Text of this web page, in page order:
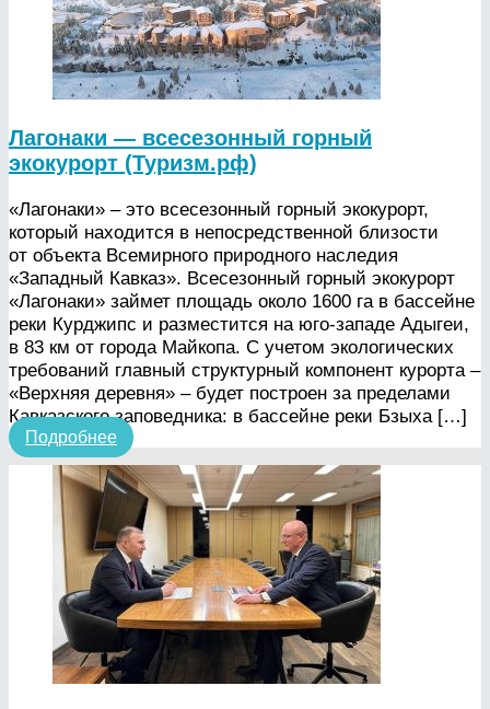
Лагонаки — всесезонный горный
экокурорт (Туризм.рф)
«Лагонаки» – это всесезонный горный экокурорт,
который находится в непосредственной близости
от объекта Всемирного природного наследия
«Западный Кавказ». Всесезонный горный экокурорт
«Лагонаки» займет площадь около 1600 га в бассейне
реки Курджипс и разместится на юго-западе Адыгеи,
в 83 км от города Майкопа. С учетом экологических
требований главный структурный компонент курорта –
«Верхняя деревня» – будет построен за пределами
Кавказского заповедника: в бассейне реки Бзыха […]
Подробнее